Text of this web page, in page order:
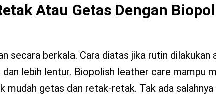
Atau Getas Dengan
secara berkala. Cara diatas jika rutin dilakukan
lebih lentur. Biopolish leather care mampu
getas dan retak-retak. Tak ada